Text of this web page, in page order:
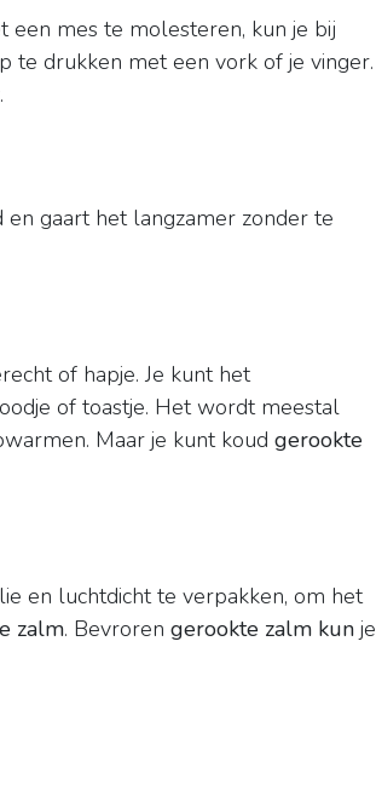
een mes te molesteren, kun je bij
te drukken met een vork of je vinger.
.
gaart het langzamer zonder te
of hapje. Je kunt het
of toastje. Het wordt meestal
Maar je kunt koud gerookte
en luchtdicht te verpakken, om het
zalm. Bevroren gerookte zalm kun je